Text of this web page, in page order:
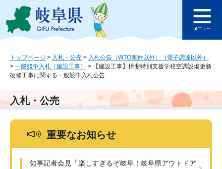
ジ
ュ
本
文
このページの本文へ
ュ
トップページ > 入札・公売 > 入札公告（WTO案件以外）（電子調達以外）
> 一般競争入札（建設工事） >
【建設工事】揖斐特別支援学校空調設備更新
改修工事に関する一般競争入札公告
入札・公売
重要なお知らせ
知事記者会見「楽しすぎるぞ岐阜！岐阜県アウトドア